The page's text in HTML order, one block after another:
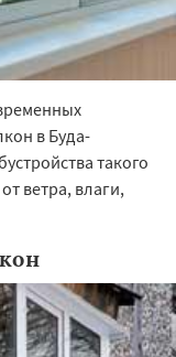
в Буда-
такого
ветра, влаги,